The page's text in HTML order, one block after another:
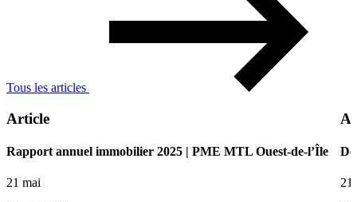
Tous les articles
Article
Rapport annuel immobilier 2025 | PME MTL Ouest-de-l’Île
21 mai
21